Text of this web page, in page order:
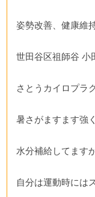
姿勢改善、健康維
世田谷区祖師谷 小
さとうカイロプラ
暑さがますます強
水分補給してます
自分は運動時には